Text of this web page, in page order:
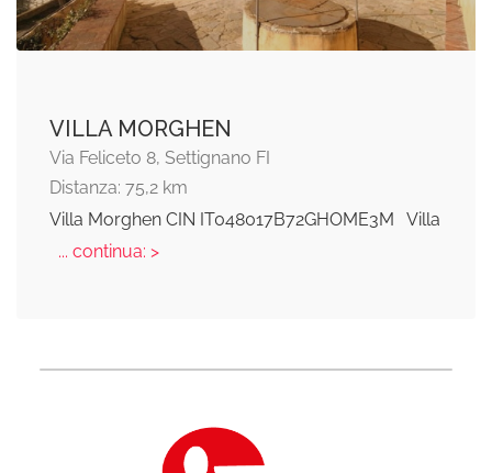
VILLA MORGHEN
Via Feliceto 8, Settignano FI
Distanza: 75,2 km
Villa Morghen CIN IT048017B72GHOME3M Villa
... continua: >